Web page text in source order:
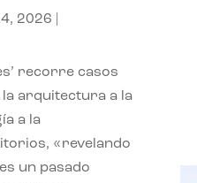
2026
recorre casos
arquitectura a la
a la
«revelando
un pasado